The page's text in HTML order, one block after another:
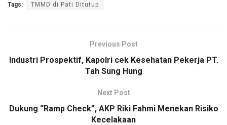
ce
o
tt ail at
A
p
p
n
k
Tags: TMMD di Pati Ditutup
Previous Post
Industri Prospektif, Kapolri cek Kesehatan Pekerja PT.
Tah Sung Hung
Next Post
Dukung “Ramp Check”, AKP Riki Fahmi Menekan Risiko
Kecelakaan